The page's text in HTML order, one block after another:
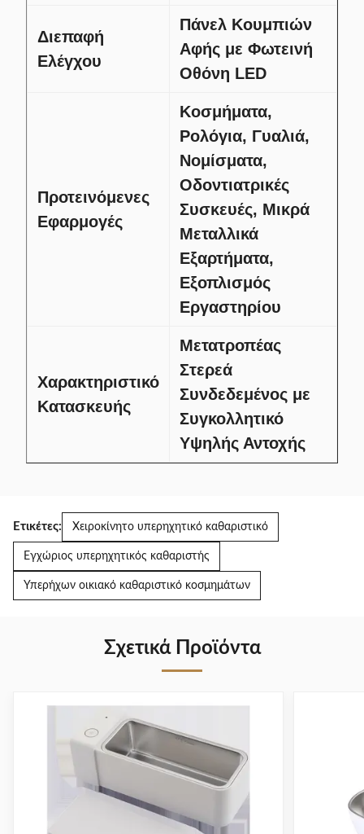
Διεπαφή
Ελέγχου
Πάνελ Κουμπιών
Αφής με Φωτεινή
Οθόνη LED
Προτεινόμενες
Εφαρμογές
Κοσμήματα,
Ρολόγια, Γυαλιά,
Νομίσματα,
Οδοντιατρικές
Συσκευές, Μικρά
Μεταλλικά
Εξαρτήματα,
Εξοπλισμός
Εργαστηρίου
Χαρακτηριστικό
Κατασκευής
Μετατροπέας
Στερεά
Συνδεδεμένος με
Συγκολλητικό
Υψηλής Αντοχής
Ετικέτες: Χειροκίνητο υπερηχητικό καθαριστικό
Εγχώριος υπερηχητικός καθαριστής
Υπερήχων οικιακό καθαριστικό κοσμημάτων
Σχετικά Προϊόντα